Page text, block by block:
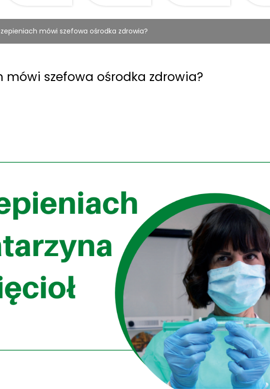
mówi szefowa ośrodka zdrowia?
mówi szefowa ośrodka zdrowia?